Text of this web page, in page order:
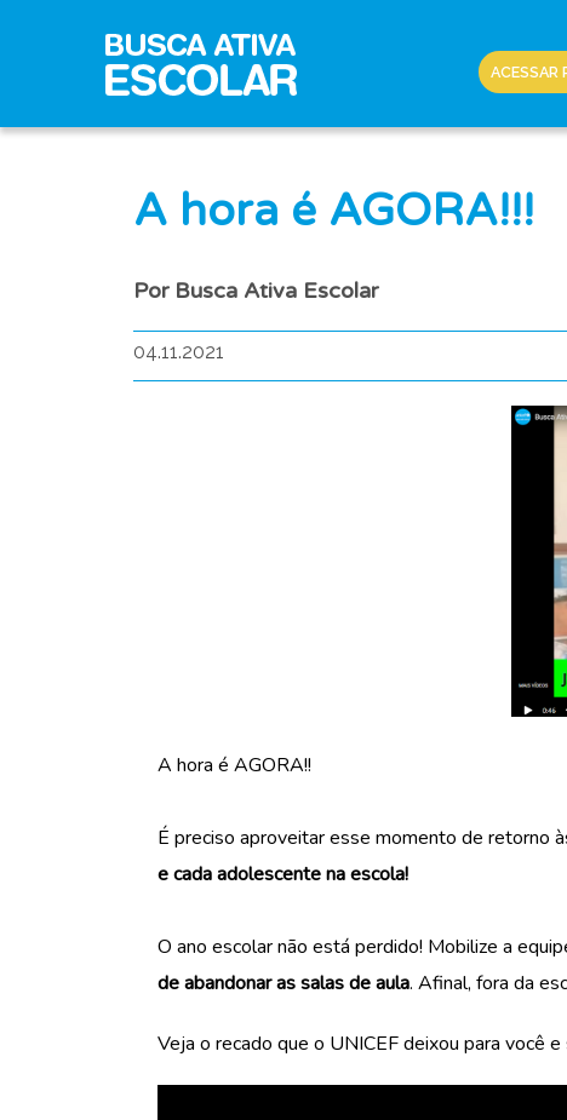
ACESSAR
A hora é AGORA!!!
Por Busca Ativa Escolar
04.11.2021
A hora é AGORA!!
É preciso aproveitar esse momento de retorno
e cada adolescente na escola!
O ano escolar não está perdido! Mobilize a
de abandonar as salas de aula. Afinal, fora da
Veja o recado que o UNICEF deixou para você e